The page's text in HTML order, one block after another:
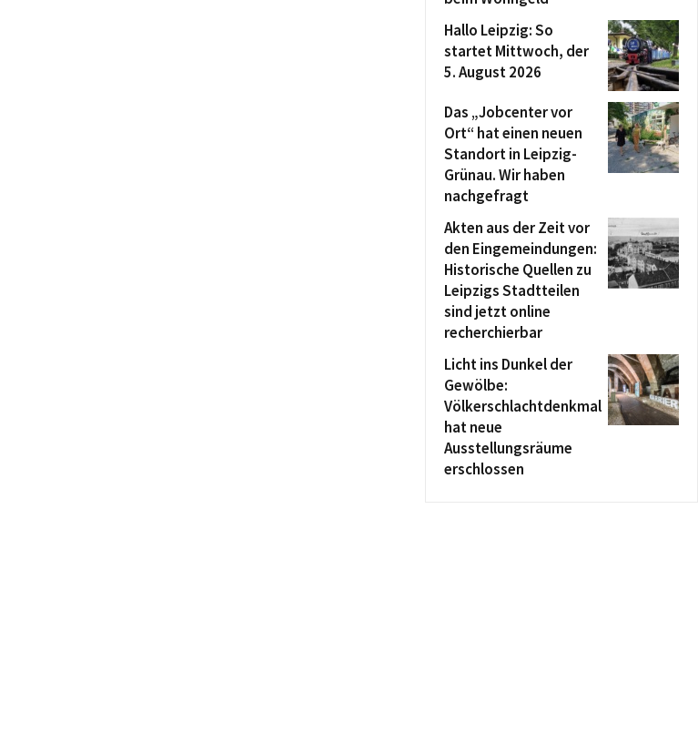
Hallo Leipzig: So
startet Mittwoch, der
5. August 2026
Das „Jobcenter vor
Ort“ hat einen neuen
Standort in Leipzig-
Grünau. Wir haben
nachgefragt
Akten aus der Zeit vor
den Eingemeindungen:
Historische Quellen zu
Leipzigs Stadtteilen
sind jetzt online
recherchierbar
Licht ins Dunkel der
Gewölbe:
Völkerschlachtdenkmal
hat neue
Ausstellungsräume
erschlossen